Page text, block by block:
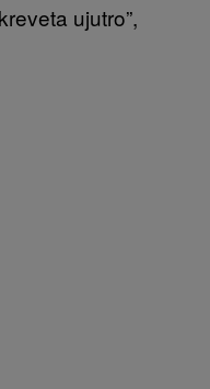
ujutro”,